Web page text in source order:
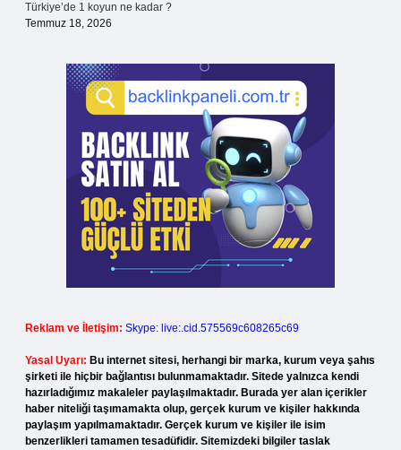
Türkiye’de 1 koyun ne kadar ?
Temmuz 18, 2026
Reklam ve İletişim: Skype: live:.cid.575569c608265c69
Yasal Uyarı: Bu internet sitesi, herhangi bir marka, kurum veya şahıs
şirketi ile hiçbir bağlantısı bulunmamaktadır. Sitede yalnızca kendi
hazırladığımız makaleler paylaşılmaktadır. Burada yer alan içerikler
haber niteliği taşımamakta olup, gerçek kurum ve kişiler hakkında
paylaşım yapılmamaktadır. Gerçek kurum ve kişiler ile isim
benzerlikleri tamamen tesadüfidir. Sitemizdeki bilgiler taslak